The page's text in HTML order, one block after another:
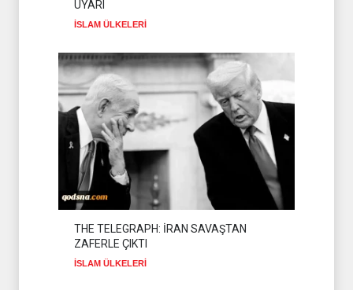
UYARI
İSLAM ÜLKELERİ
THE TELEGRAPH: İRAN SAVAŞTAN
ZAFERLE ÇIKTI
İSLAM ÜLKELERİ